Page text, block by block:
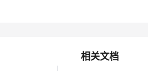
相关文档